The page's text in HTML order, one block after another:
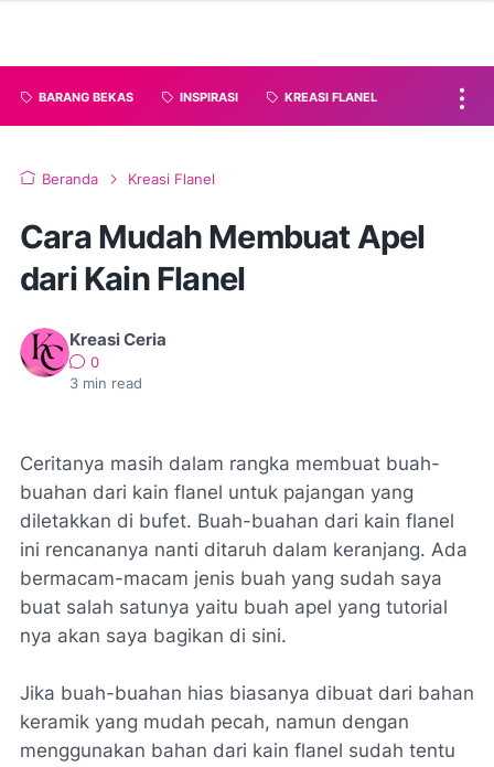
BARANG BEKAS INSPIRASI KREASI FLANEL
Beranda Kreasi Flanel
Cara Mudah Membuat Apel
dari Kain Flanel
Kreasi Ceria
0
3 min read
Ceritanya masih dalam rangka membuat buah-
buahan dari kain flanel untuk pajangan yang
diletakkan di bufet. Buah-buahan dari kain flanel
ini rencananya nanti ditaruh dalam keranjang. Ada
bermacam-macam jenis buah yang sudah saya
buat salah satunya yaitu buah apel yang tutorial
nya akan saya bagikan di sini.
Jika buah-buahan hias biasanya dibuat dari bahan
keramik yang mudah pecah, namun dengan
menggunakan bahan dari kain flanel sudah tentu